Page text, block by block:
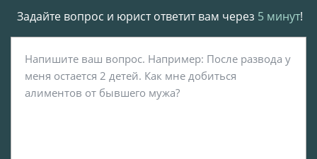
Задайте вопрос и юрист ответит вам через 5 минут!